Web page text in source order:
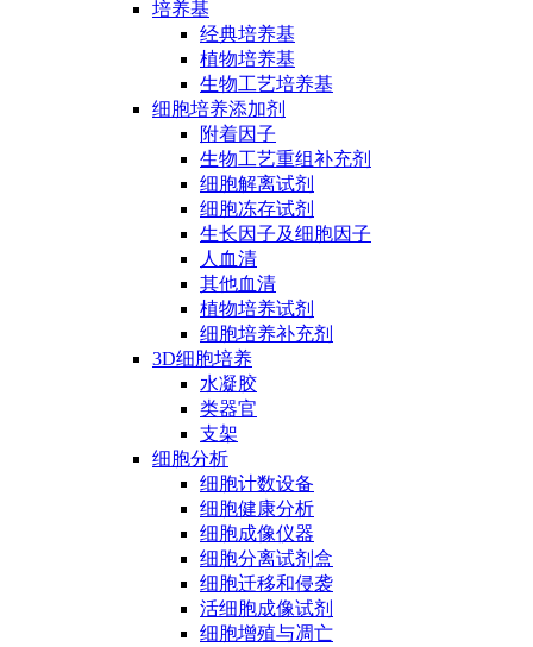
培养基
经典培养基
植物培养基
生物工艺培养基
细胞培养添加剂
附着因子
生物工艺重组补充剂
细胞解离试剂
细胞冻存试剂
生长因子及细胞因子
人血清
其他血清
植物培养试剂
细胞培养补充剂
3D细胞培养
水凝胶
类器官
支架
细胞分析
细胞计数设备
细胞健康分析
细胞成像仪器
细胞分离试剂盒
细胞迁移和侵袭
活细胞成像试剂
细胞增殖与凋亡